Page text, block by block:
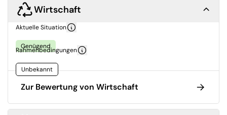
Wirtschaft
Aktuelle Situation
Genügend
Rahmenbedingungen
Unbekannt
Zur Bewertung von Wirtschaft